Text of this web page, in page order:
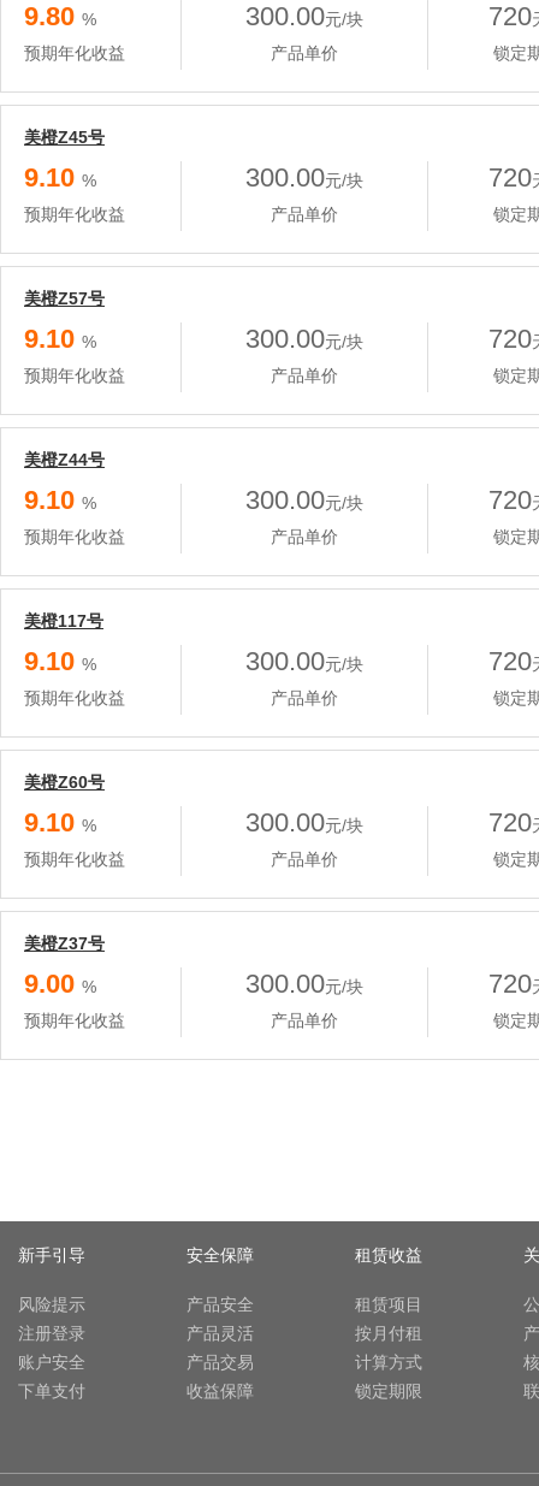
9.80 %
预期年化收益
300.00元/块
产品单价
720
锁定
美橙Z45号
9.10 %
预期年化收益
300.00元/块
产品单价
720
锁定
美橙Z57号
9.10 %
预期年化收益
300.00元/块
产品单价
720
锁定
美橙Z44号
9.10 %
预期年化收益
300.00元/块
产品单价
720
锁定
美橙117号
9.10 %
预期年化收益
300.00元/块
产品单价
720
锁定
美橙Z60号
9.10 %
预期年化收益
300.00元/块
产品单价
720
锁定
美橙Z37号
9.00 %
预期年化收益
300.00元/块
产品单价
720
锁定
新手引导
风险提示
注册登录
账户安全
下单支付
安全保障
产品安全
产品灵活
产品交易
收益保障
租赁收益
租赁项目
按月付租
计算方式
锁定期限